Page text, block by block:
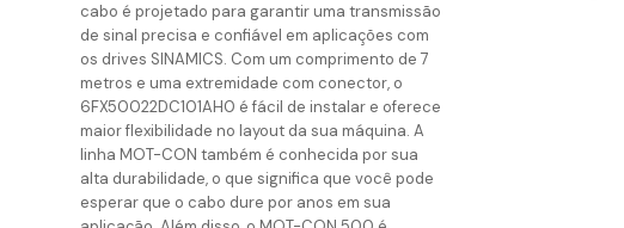
cabo é projetado para garantir uma transmissão
de sinal precisa e confiável em aplicações com
os drives SINAMICS. Com um comprimento de 7
metros e uma extremidade com conector, o
6FX50022DC101AH0 é fácil de instalar e oferece
maior flexibilidade no layout da sua máquina. A
linha MOT-CON também é conhecida por sua
alta durabilidade, o que significa que você pode
esperar que o cabo dure por anos em sua